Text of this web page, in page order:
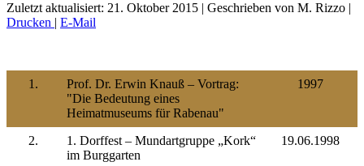
Zuletzt aktualisiert: 21. Oktober 2015 | Geschrieben von M. Rizzo |
Drucken | E-Mail
1.
Prof. Dr. Erwin Knauß – Vortrag:
"Die Bedeutung eines
Heimatmuseums für Rabenau"
1997
2.
1. Dorffest – Mundartgruppe „Kork“
im Burggarten
19.06.1998